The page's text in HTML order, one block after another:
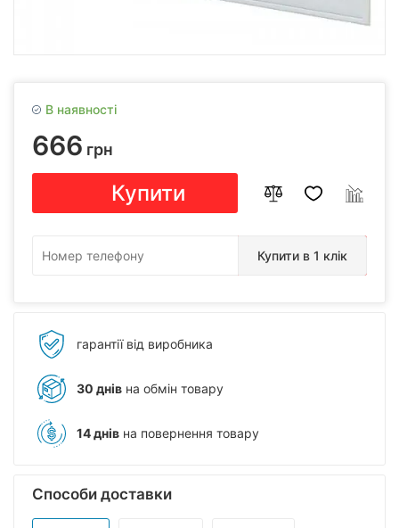
В наявності
666 грн
Купити
Купити в 1 клік
гарантії від виробника
30 днів на обмін товару
14 днів на повернення товару
Способи доставки